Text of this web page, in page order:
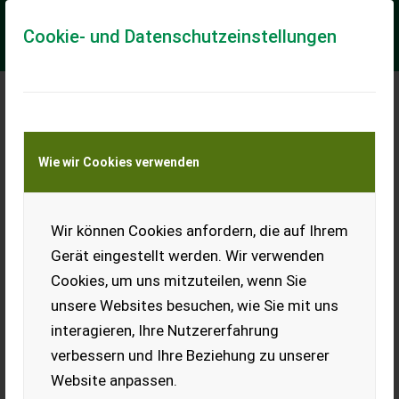
Cookie- und Datenschutzeinstellungen
Wie wir Cookies verwenden
Wir können Cookies anfordern, die auf Ihrem
Gerät eingestellt werden. Wir verwenden
Cookies, um uns mitzuteilen, wenn Sie
unsere Websites besuchen, wie Sie mit uns
interagieren, Ihre Nutzererfahrung
verbessern und Ihre Beziehung zu unserer
Website anpassen.
Meine Transportkostenanfrage
Transport von Land- und Baumaschinen –
KEINE Tiertransporte
Krone AFL 283
Frontmähwerk
Mähwerk
Biete hier ein gebrauchtes
Frontmähwerk zum Verkauf
an, funktionsfähig, ohne
Zapfwelle, wird so verkauft
wie abgebildet, nur das